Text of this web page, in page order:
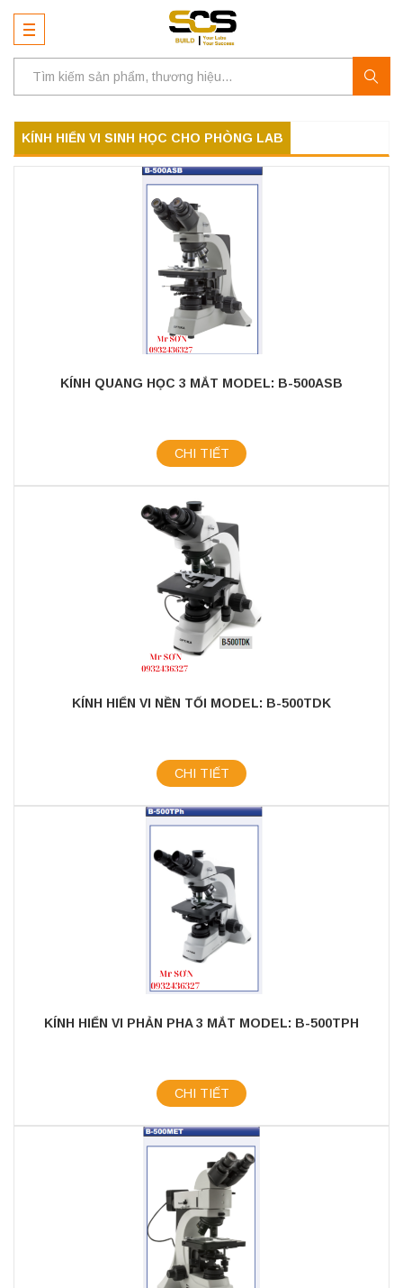
KÍNH HIỂN VI SINH HỌC CHO PHÒNG LAB
KÍNH QUANG HỌC 3 MẮT MODEL: B-500ASB
CHI TIẾT
KÍNH HIỂN VI NỀN TỐI MODEL: B-500TDK
CHI TIẾT
KÍNH HIỂN VI PHẢN PHA 3 MẮT MODEL: B-500TPH
CHI TIẾT